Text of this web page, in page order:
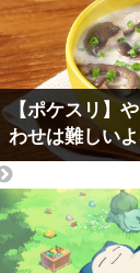
【ポケスリ】
わせは難しい